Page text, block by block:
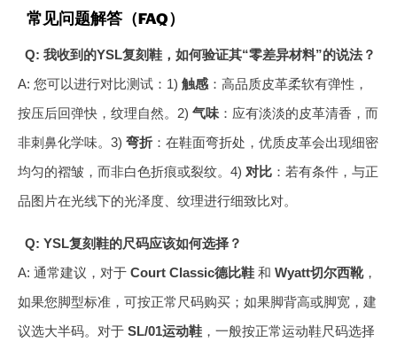
常见问题解答（FAQ）
Q: 我收到的YSL复刻鞋，如何验证其“零差异材料”的说法？
A: 您可以进行对比测试：1) 触感 ：高品质皮革柔软有弹性，
按压后回弹快，纹理自然。2) 气味 ：应有淡淡的皮革清香，而
非刺鼻化学味。3) 弯折 ：在鞋面弯折处，优质皮革会出现细密
均匀的褶皱，而非白色折痕或裂纹。4) 对比 ：若有条件，与正
品图片在光线下的光泽度、纹理进行细致比对。
Q: YSL复刻鞋的尺码应该如何选择？
A: 通常建议，对于 Court Classic德比鞋 和 Wyatt切尔西靴，
如果您脚型标准，可按正常尺码购买；如果脚背高或脚宽，建
议选大半码。对于 SL/01运动鞋 ，一般按正常运动鞋尺码选择